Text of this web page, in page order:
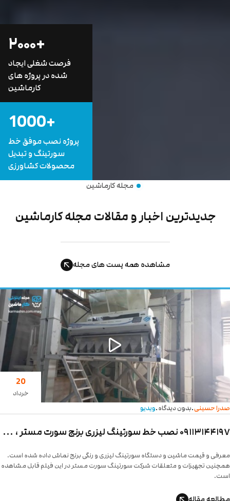
+۲۰۰۰
فرصت شغلی ایجاد
شده در پروژه های
کارماشین
+1000
پروژه نصب موفق خط
سورتینگ و تبدیل
محصولات کشاورزی
مجله کارماشین
جدیدترین اخبار و مقالات مجله کارماشین
مشاهده همه پست های مجله
20
خرداد
حسینی.بدون دیدگاه.ویدیو
۰۹۱۱۳۱۴۴۱۹۷ نصب خط سورتینگ لیزری برنج سورت مستر ، مخزن ، خاک گیر ، الک و بسته بندی برای آقای زاهدی در شهر محمود آباد با کمترین هزینه و قیمت
و قیمت ماشین و دستگاه سورتینگ لیزری و رنگی برنج نماش داده شده است.
تجهیزات و متعلقات شرکت سورتینگ سورت مستر در این فیلم قابل مشاهده